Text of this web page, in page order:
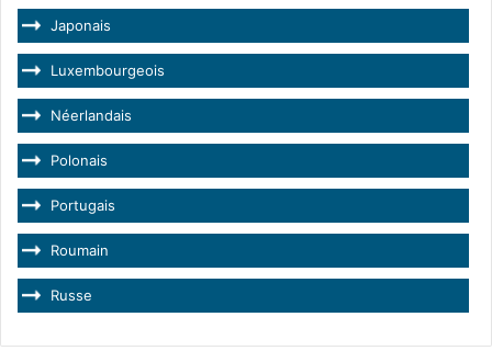
Japonais
Luxembourgeois
Néerlandais
Polonais
Portugais
Roumain
Russe